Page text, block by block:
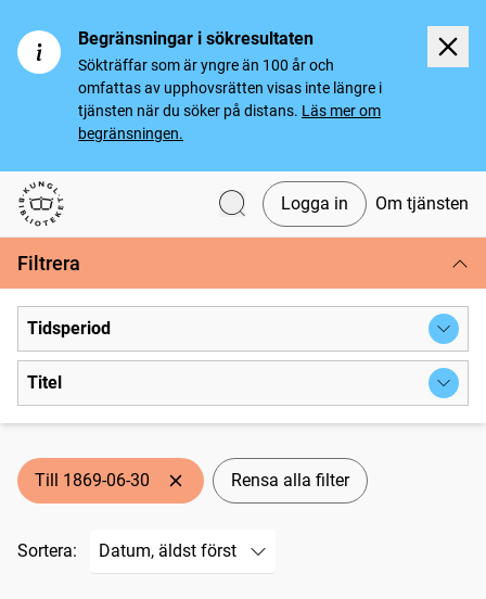
Begränsningar i sökresultaten
Sökträffar som är yngre än 100 år och
omfattas av upphovsrätten visas inte längre i
tjänsten när du söker på distans. Läs mer om
begränsningen.
Svenska tidningar
Logga in Om tjänsten
Filtrera
Tidsperiod
Titel
Till 1869-06-30 Rensa alla filter
Sortera: